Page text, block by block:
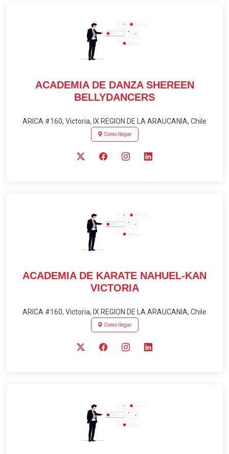
ACADEMIA DE DANZA SHEREEN
BELLYDANCERS
ARICA #160, Victoria, IX REGION DE LA ARAUCANIA, Chile
Como llegar
ACADEMIA DE KARATE NAHUEL-KAN
VICTORIA
ARICA #160, Victoria, IX REGION DE LA ARAUCANIA, Chile
Como llegar